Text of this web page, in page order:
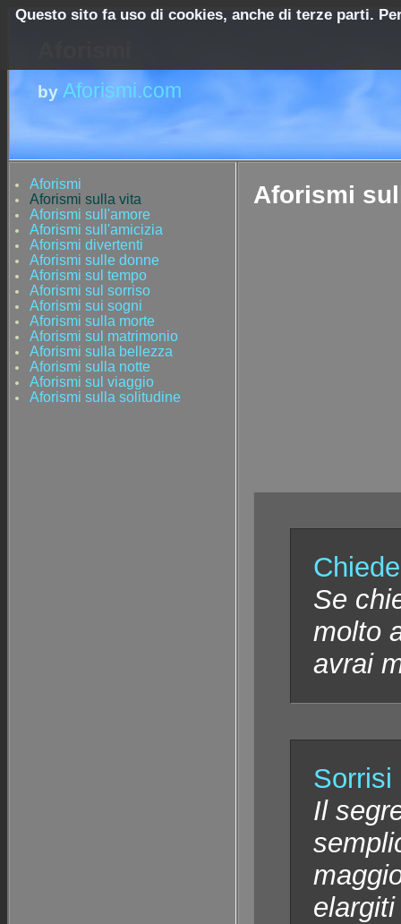
Questo sito fa uso di cookies, anche di terze parti.
by Aforismi.com
Aforismi
Aforismi sulla vita
Aforismi sull'amore
Aforismi sull'amicizia
Aforismi divertenti
Aforismi sulle donne
Aforismi sul tempo
Aforismi sul sorriso
Aforismi sui sogni
Aforismi sulla morte
Aforismi sul matrimonio
Aforismi sulla bellezza
Aforismi sulla notte
Aforismi sul viaggio
Aforismi sulla solitudine
Aforismi
Se
molto
avrai
Sorrisi
Il